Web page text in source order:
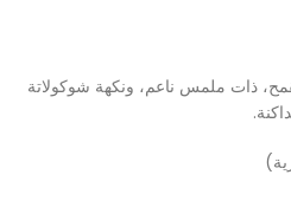
ذات ملمس ناعم، ونكهة شوكولاتة